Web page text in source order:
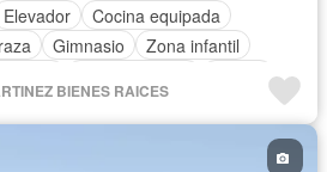
Elevador
Cocina equipada
Gimnasio
Zona infantil
discapacidad
Sala polivalente
BIENES RAICES